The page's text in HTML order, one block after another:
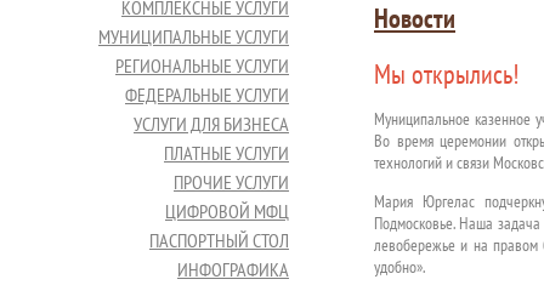
КОМПЛЕКСНЫЕ УСЛУГИ
МУНИЦИПАЛЬНЫЕ УСЛУГИ
РЕГИОНАЛЬНЫЕ УСЛУГИ
ФЕДЕРАЛЬНЫЕ УСЛУГИ
УСЛУГИ ДЛЯ БИЗНЕСА
ПЛАТНЫЕ УСЛУГИ
ПРОЧИЕ УСЛУГИ
ЦИФРОВОЙ МФЦ
ПАСПОРТНЫЙ СТОЛ
ИНФОГРАФИКА
Новости
Мы открылись!
Муниципальное казенное
Во время церемонии
технологий и связи
Мария Юргелас
Подмосковье. Наша
левобережье и на правом
удобно».